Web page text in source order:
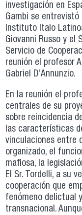
investigación en
Gambi se
Instituto Italo
Giovanni Russo y el
Servicio de
reunión el profesor
Gabriel D’Annunzio.
En la reunión el
centrales de su
sobre reincidencia
las características
vinculaciones entre
organizado, el
mafiosa, la
El Sr. Tordelli, a su
cooperación que
fenómeno delictual
transnacional.